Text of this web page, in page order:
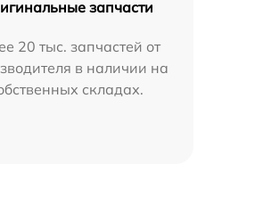
запчасти
20 тыс. запчастей от
в наличии на
складах.